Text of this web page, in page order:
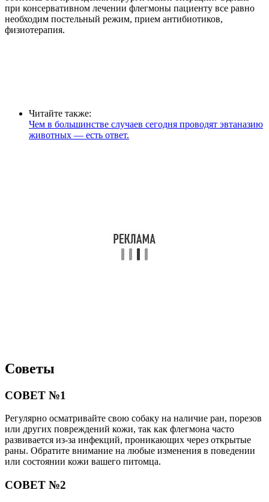
при консервативном лечении флегмоны пациенту все равно
необходим постельный режим, прием антибиотиков,
физиотерапия.
Читайте также:
Чем в большинстве случаев сегодня проводят эвтаназию
животных — есть ответ.
Советы
СОВЕТ №1
Регулярно осматривайте свою собаку на наличие ран, порезов
или других повреждений кожи, так как флегмона часто
развивается из-за инфекций, проникающих через открытые
раны. Обратите внимание на любые изменения в поведении
или состоянии кожи вашего питомца.
СОВЕТ №2